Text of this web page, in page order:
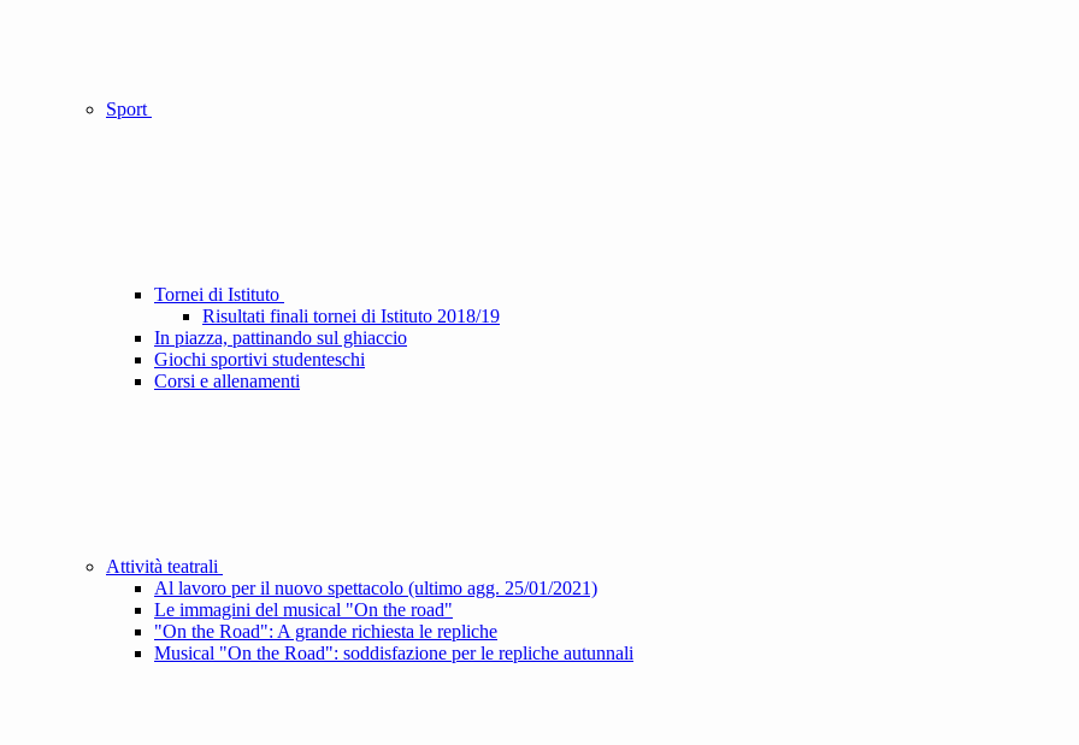
Sport
Tornei di Istituto
Risultati finali tornei di Istituto 2018/19
In piazza, pattinando sul ghiaccio
Giochi sportivi studenteschi
Corsi e allenamenti
Attività teatrali
Al lavoro per il nuovo spettacolo (ultimo agg. 25/01/2021)
Le immagini del musical "On the road"
"On the Road": A grande richiesta le repliche
Musical "On the Road": soddisfazione per le repliche autunnali